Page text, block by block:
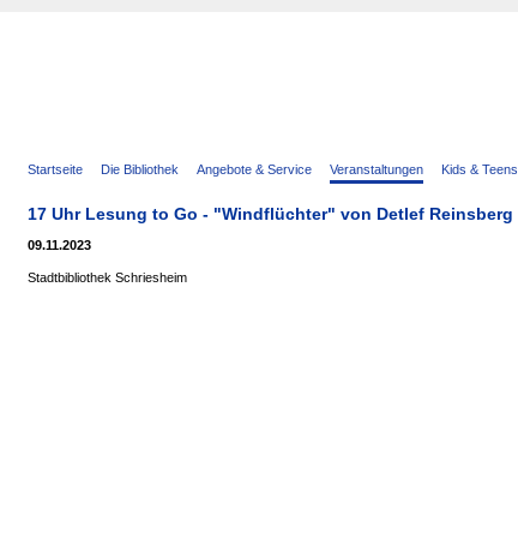
Navigation
Startseite Die Bibliothek Angebote & Service Veranstaltungen Kids & Teens
17 Uhr Lesung to Go - "Windflüchter" von Detlef Reinsberg
09.11.2023
Stadtbibliothek Schriesheim